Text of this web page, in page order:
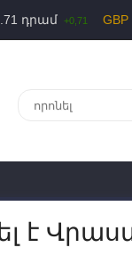
դրամ +0,71 GBP
է